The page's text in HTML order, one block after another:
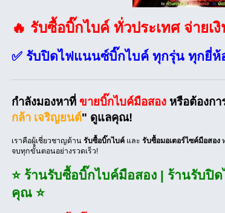
🔥 รับซื้อบิ๊กไบค์ ทั่วประเทศ จ่ายเ
✅ รับปิดไฟแนนซ์บิ๊กไบค์ ทุกรุ่น ทุกยี่ห้
กำลังมองหาที่ ขายบิ๊กไบค์มือสองหรือต้องก
กล้า เจริญยนต์" ดูแลคุณ!
เราคือผู้เชี่ยวชาญด้าน รับซื้อบิ๊กไบค์และ รับซื้อมอเตอร์ไซค์มือสอง
จบทุกขั้นตอนอย่างรวดเร็ว!
⭐ ร้านรับซื้อบิ๊กไบค์มือสอง | ร้านรับ
คุณ ⭐